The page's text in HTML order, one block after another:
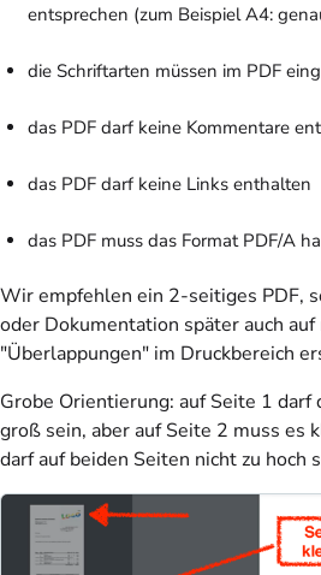
entsprechen (zum Beispiel A4:
die Schriftarten müssen im PDF
das PDF darf keine Kommentare
das PDF darf keine Links enthalten
das PDF muss das Format PDF/A
Wir empfehlen ein 2-seitiges PDF,
oder Dokumentation später auch
"Überlappungen" im Druckbereich
Grobe Orientierung: auf Seite 1
groß sein, aber auf Seite 2 muss es
darf auf beiden Seiten nicht zu hoch